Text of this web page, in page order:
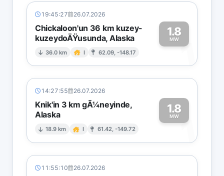
19:45:27 26.07.2026
Chickaloon'un 36 km kuzey-
kuzeydoÄŸusunda, Alaska
36.0 km I 62.09, -148.17
1.8
MW1
14:27:55 26.07.2026
Knik'in 3 km gÃ¼neyinde,
Alaska
18.9 km I 61.42, -149.72
1.8
MW1
11:55:10 26.07.2026